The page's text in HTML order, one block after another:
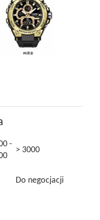
-
> 3000
Do negocjacji